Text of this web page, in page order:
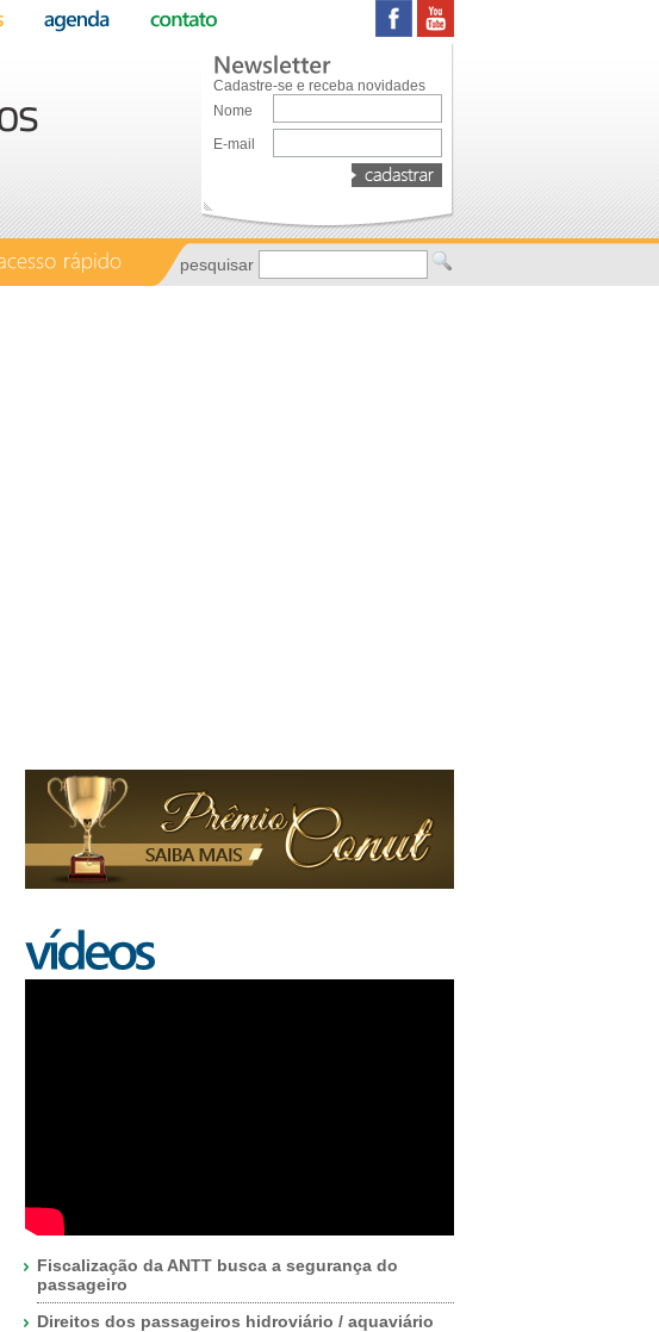
Cadastre-se e receba novidades
Nome
E-mail
pesquisar
Fiscalização da ANTT busca a segurança do
passageiro
Direitos dos passageiros hidroviário / aquaviário